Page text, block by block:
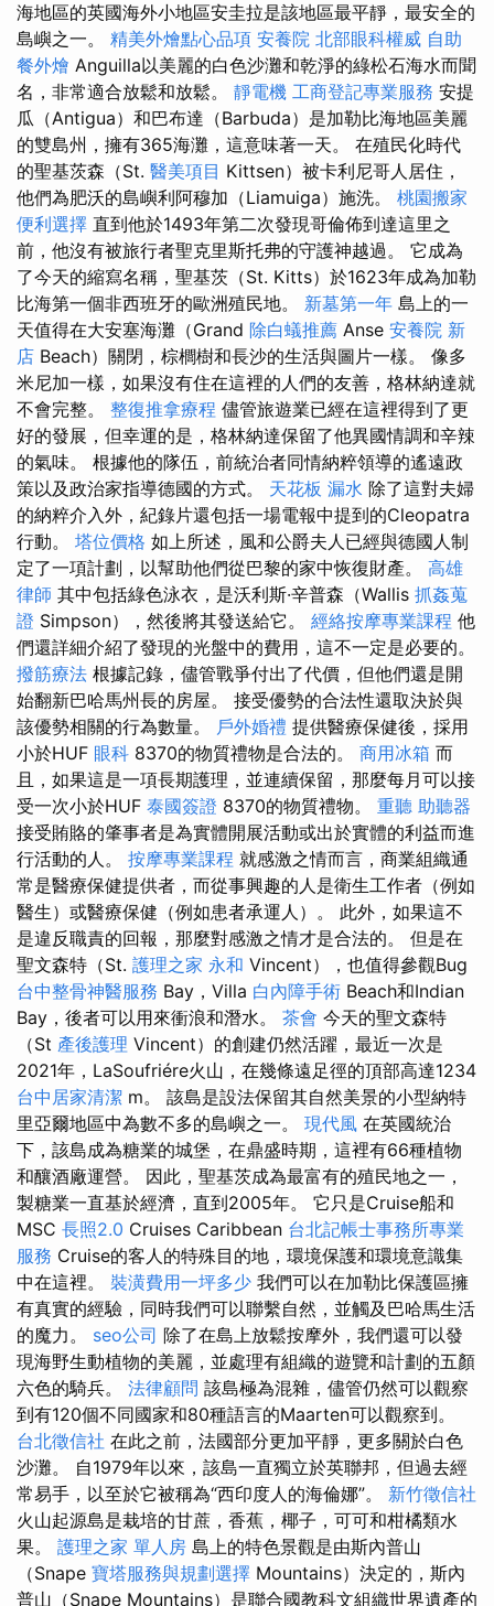
海地區的英國海外小地區安圭拉是該地區最平靜，最安全的
島嶼之一。 精美外燴點心品項 安養院 北部眼科權威 自助
餐外燴 Anguilla以美麗的白色沙灘和乾淨的綠松石海水而聞
名，非常適合放鬆和放鬆。 靜電機 工商登記專業服務 安提
瓜（Antigua）和巴布達（Barbuda）是加勒比海地區美麗
的雙島州，擁有365海灘，這意味著一天。 在殖民化時代
的聖基茨森（St. 醫美項目 Kittsen）被卡利尼哥人居住，
他們為肥沃的島嶼利阿穆加（Liamuiga）施洗。 桃園搬家
便利選擇 直到他於1493年第二次發現哥倫佈到達這里之
前，他沒有被旅行者聖克里斯托弗的守護神越過。 它成為
了今天的縮寫名稱，聖基茨（St. Kitts）於1623年成為加勒
比海第一個非西班牙的歐洲殖民地。 新墓第一年 島上的一
天值得在大安塞海灘（Grand 除白蟻推薦 Anse 安養院 新
店 Beach）關閉，棕櫚樹和長沙的生活與圖片一樣。 像多
米尼加一樣，如果沒有住在這裡的人們的友善，格林納達就
不會完整。 整復推拿療程 儘管旅遊業已經在這裡得到了更
好的發展，但幸運的是，格林納達保留了他異國情調和辛辣
的氣味。 根據他的隊伍，前統治者同情納粹領導的遙遠政
策以及政治家指導德國的方式。 天花板 漏水 除了這對夫婦
的納粹介入外，紀錄片還包括一場電報中提到的Cleopatra
行動。 塔位價格 如上所述，風和公爵夫人已經與德國人制
定了一項計劃，以幫助他們從巴黎的家中恢復財產。 高雄
律師 其中包括綠色泳衣，是沃利斯·辛普森（Wallis 抓姦蒐
證 Simpson），然後將其發送給它。 經絡按摩專業課程 他
們還詳細介紹了發現的光盤中的費用，這不一定是必要的。
撥筋療法 根據記錄，儘管戰爭付出了代價，但他們還是開
始翻新巴哈馬州長的房屋。 接受優勢的合法性還取決於與
該優勢相關的行為數量。 戶外婚禮 提供醫療保健後，採用
小於HUF 眼科 8370的物質禮物是合法的。 商用冰箱 而
且，如果這是一項長期護理，並連續保留，那麼每月可以接
受一次小於HUF 泰國簽證 8370的物質禮物。 重聽 助聽器
接受賄賂的肇事者是為實體開展活動或出於實體的利益而進
行活動的人。 按摩專業課程 就感激之情而言，商業組織通
常是醫療保健提供者，而從事興趣的人是衛生工作者（例如
醫生）或醫療保健（例如患者承運人）。 此外，如果這不
是違反職責的回報，那麼對感激之情才是合法的。 但是在
聖文森特（St. 護理之家 永和 Vincent），也值得參觀Bug
台中整骨神醫服務 Bay，Villa 白內障手術 Beach和Indian
Bay，後者可以用來衝浪和潛水。 茶會 今天的聖文森特
（St 產後護理 Vincent）的創建仍然活躍，最近一次是
2021年，LaSoufriére火山，在幾條遠足徑的頂部高達1234
台中居家清潔 m。 該島是設法保留其自然美景的小型納特
里亞爾地區中為數不多的島嶼之一。 現代風 在英國統治
下，該島成為糖業的城堡，在鼎盛時期，這裡有66種植物
和釀酒廠運營。 因此，聖基茨成為最富有的殖民地之一，
製糖業一直基於經濟，直到2005年。 它只是Cruise船和
MSC 長照2.0 Cruises Caribbean 台北記帳士事務所專業
服務 Cruise的客人的特殊目的地，環境保護和環境意識集
中在這裡。 裝潢費用一坪多少 我們可以在加勒比保護區擁
有真實的經驗，同時我們可以聯繫自然，並觸及巴哈馬生活
的魔力。 seo公司 除了在島上放鬆按摩外，我們還可以發
現海野生動植物的美麗，並處理有組織的遊覽和計劃的五顏
六色的騎兵。 法律顧問 該島極為混雜，儘管仍然可以觀察
到有120個不同國家和80種語言的Maarten可以觀察到。
台北徵信社 在此之前，法國部分更加平靜，更多關於白色
沙灘。 自1979年以來，該島一直獨立於英聯邦，但過去經
常易手，以至於它被稱為“西印度人的海倫娜”。 新竹徵信社
火山起源島是栽培的甘蔗，香蕉，椰子，可可和柑橘類水
果。 護理之家 單人房 島上的特色景觀是由斯內普山
（Snape 寶塔服務與規劃選擇 Mountains）決定的，斯內
普山（Snape Mountains）是聯合國教科文組織世界遺產的